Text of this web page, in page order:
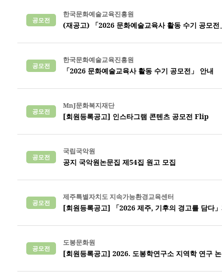
공모전
한국문화예술교육진흥원
(재공고) 「2026 문화예술교육사 활동 수기 공모전
공모전
한국문화예술교육진흥원
「2026 문화예술교육사 활동 수기 공모전」 안내
공모전
MnJ문화복지재단
[회원등록공고] 인스타그램 콘텐츠 공모전 Flip
공모전
국립국악원
공지 국악원논문집 제54집 원고 모집
공모전
제주특별자치도 지속가능환경교육센터
[회원등록공고] 「2026 제주, 기후의 경고를 담다
공모전
도봉문화원
[회원등록공고] 2026. 도봉학연구소 지역학 연구